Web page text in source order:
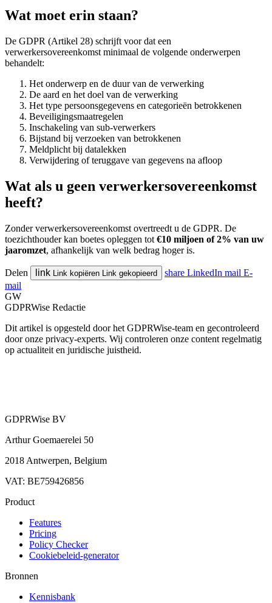
Wat moet erin staan?
De GDPR (Artikel 28) schrijft voor dat een
verwerkersovereenkomst minimaal de volgende onderwerpen
behandelt:
Het onderwerp en de duur van de verwerking
De aard en het doel van de verwerking
Het type persoonsgegevens en categorieën betrokkenen
Beveiligingsmaatregelen
Inschakeling van sub-verwerkers
Bijstand bij verzoeken van betrokkenen
Meldplicht bij datalekken
Verwijdering of teruggave van gegevens na afloop
Wat als u geen verwerkersovereenkomst
heeft?
Zonder verwerkersovereenkomst overtreedt u de GDPR. De
toezichthouder kan boetes opleggen tot €10 miljoen of 2% van uw
jaaromzet, afhankelijk van welk bedrag hoger is.
Delen link Link kopiëren Link gekopieerd share LinkedIn mail E-
mail
GW
GDPRWise Redactie
Dit artikel is opgesteld door het GDPRWise-team en gecontroleerd
door onze privacy-experts. Wij controleren onze content regelmatig
op actualiteit en juridische juistheid.
GDPRWise BV
Arthur Goemaerelei 50
2018 Antwerpen, Belgium
VAT: BE759426856
Product
Features
Pricing
Policy Checker
Cookiebeleid-generator
Bronnen
Kennisbank